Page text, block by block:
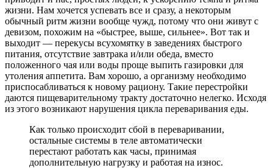
жизни. Нам хочется успевать все и сразу, а некоторым
обычный ритм жизни вообще чужд, потому что они живут с
девизом, похожим на «быстрее, выше, сильнее». Вот так и
выходит — перекусы всухомятку в заведениях быстрого
питания, отсутствие завтрака и/или обеда, вместо
положенного чая или воды проще выпить газировки для
утоления аппетита. Вам хорошо, а организму необходимо
приспосабливаться к новому рациону. Такие перестройки
даются пищеварительному тракту достаточно нелегко. Исходя
из этого возникают нарушения цикла переваривания еды.
Как только происходит сбой в переваривании,
остальные системы в теле автоматически
перестают работать как часы, принимая
дополнительную нагрузку и работая на износ.